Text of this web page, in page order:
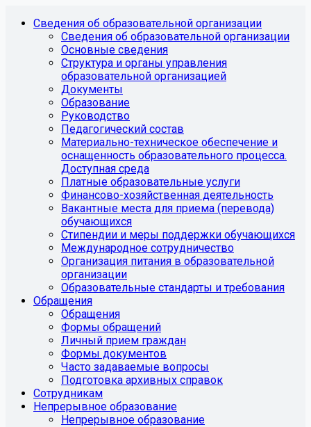
Сведения об образовательной организации
Сведения об образовательной организации
Основные сведения
Структура и органы управления
образовательной организацией
Документы
Образование
Руководство
Педагогический состав
Материально-техническое обеспечение и
оснащенность образовательного процесса.
Доступная среда
Платные образовательные услуги
Финансово-хозяйственная деятельность
Вакантные места для приема (перевода)
обучающихся
Стипендии и меры поддержки обучающихся
Международное сотрудничество
Организация питания в образовательной
организации
Образовательные стандарты и требования
Обращения
Обращения
Формы обращений
Личный прием граждан
Формы документов
Часто задаваемые вопросы
Подготовка архивных справок
Сотрудникам
Непрерывное образование
Непрерывное образование